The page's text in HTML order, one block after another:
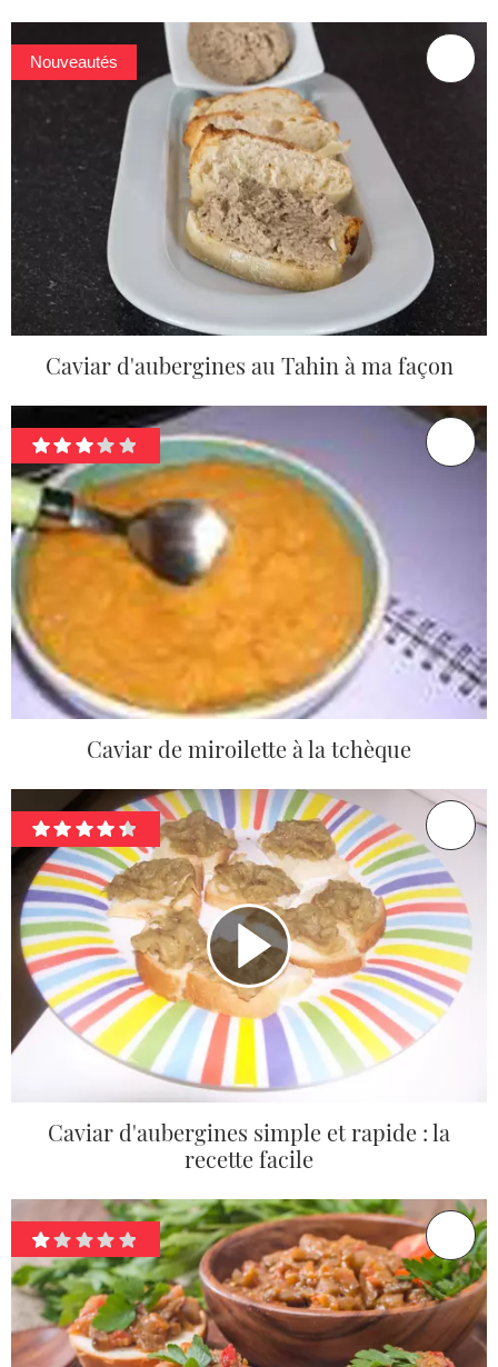
Nouveautés
Caviar d'aubergines au Tahin à ma façon
Caviar de miroilette à la tchèque
Caviar d'aubergines simple et rapide : la
recette facile